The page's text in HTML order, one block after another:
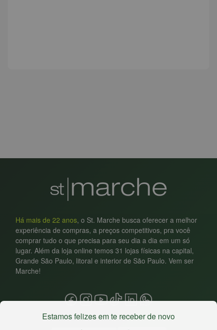
Há mais de 22 anos, o St. Marche busca oferecer a melhor
experiência de compras, a preços competitivos, pra você
comprar tudo o que precisa para seu dia a dia em um só
lugar. Além da loja online temos 31 lojas físicas na capital,
Grande São Paulo, litoral e interior de São Paulo. Vem ser
Marche!
Estamos felizes em te receber de novo